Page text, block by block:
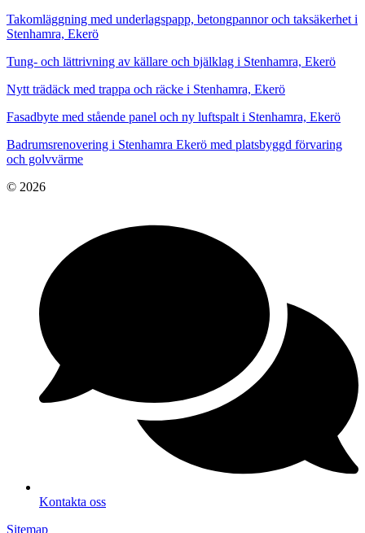
Takomläggning med underlagspapp, betongpannor och taksäkerhet i
Stenhamra, Ekerö
Tung- och lättrivning av källare och bjälklag i Stenhamra, Ekerö
Nytt trädäck med trappa och räcke i Stenhamra, Ekerö
Fasadbyte med stående panel och ny luftspalt i Stenhamra, Ekerö
Badrumsrenovering i Stenhamra Ekerö med platsbyggd förvaring
och golvvärme
© 2026
Kontakta oss
Sitemap